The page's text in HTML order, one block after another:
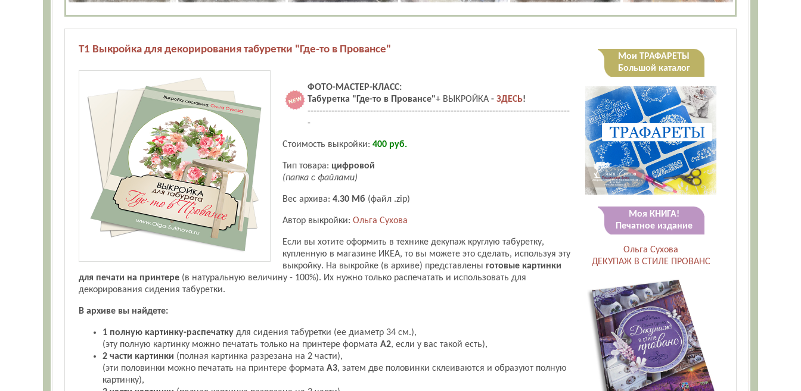
Т1 Выкройка для декорирования табуретки "Где-то в Провансе"
ФОТО-МАСТЕР-КЛАСС:
Табуретка "Где-то в Провансе"+ ВЫКРОЙКА - ЗДЕСЬ!
----------------------------------------------------------------------------------------
-
Стоимость выкройки: 400 руб.
Тип товара: цифровой
(папка с файлами)
Вес архива: 4.30 Мб (файл .zip)
Автор выкройки: Ольга Сухова
Если вы хотите оформить в технике декупаж круглую табуретку,
купленную в магазине ИКЕА, то вы можете это сделать, используя эту
выкройку. На выкройке (в архиве) представлены готовые картинки
для печати на принтере (в натуральную величину - 100%). Их нужно только распечатать и использовать для
декорирования сидения табуретки.
В архиве вы найдете:
1 полную картинку-распечатку для сидения табуретки (ее диаметр 34 см.),
(эту полную картинку можно печатать только на принтере формата А2, если у вас такой есть),
2 части картинки (полная картинка разрезана на 2 части),
(эти половинки можно печатать на принтере формата А3, затем две половинки склеиваются и образуют полную
картинку),
Мои ТРАФАРЕТЫ
Большой каталог
Моя КНИГА!
Печатное издание
Ольга Сухова
ДЕКУПАЖ В СТИЛЕ ПРОВАНС